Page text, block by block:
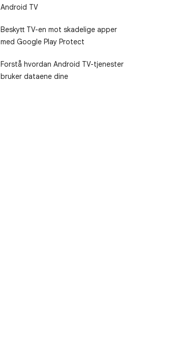
Android TV
Beskytt TV-en mot skadelige apper
med Google Play Protect
Forstå hvordan Android TV-tjenester
bruker dataene dine